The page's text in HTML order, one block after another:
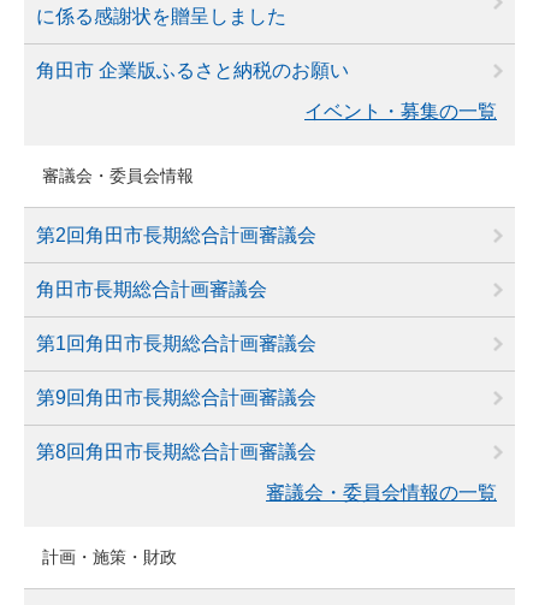
に係る感謝状を贈呈しました
角田市 企業版ふるさと納税のお願い
イベント・募集の一覧
審議会・委員会情報
第2回角田市長期総合計画審議会
角田市長期総合計画審議会
第1回角田市長期総合計画審議会
第9回角田市長期総合計画審議会
第8回角田市長期総合計画審議会
審議会・委員会情報の一覧
計画・施策・財政